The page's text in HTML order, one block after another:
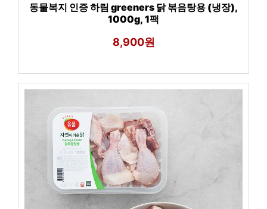
동물복지 인증 하림 greeners 닭 볶음탕용 (냉장),
1000g, 1팩
8,900원